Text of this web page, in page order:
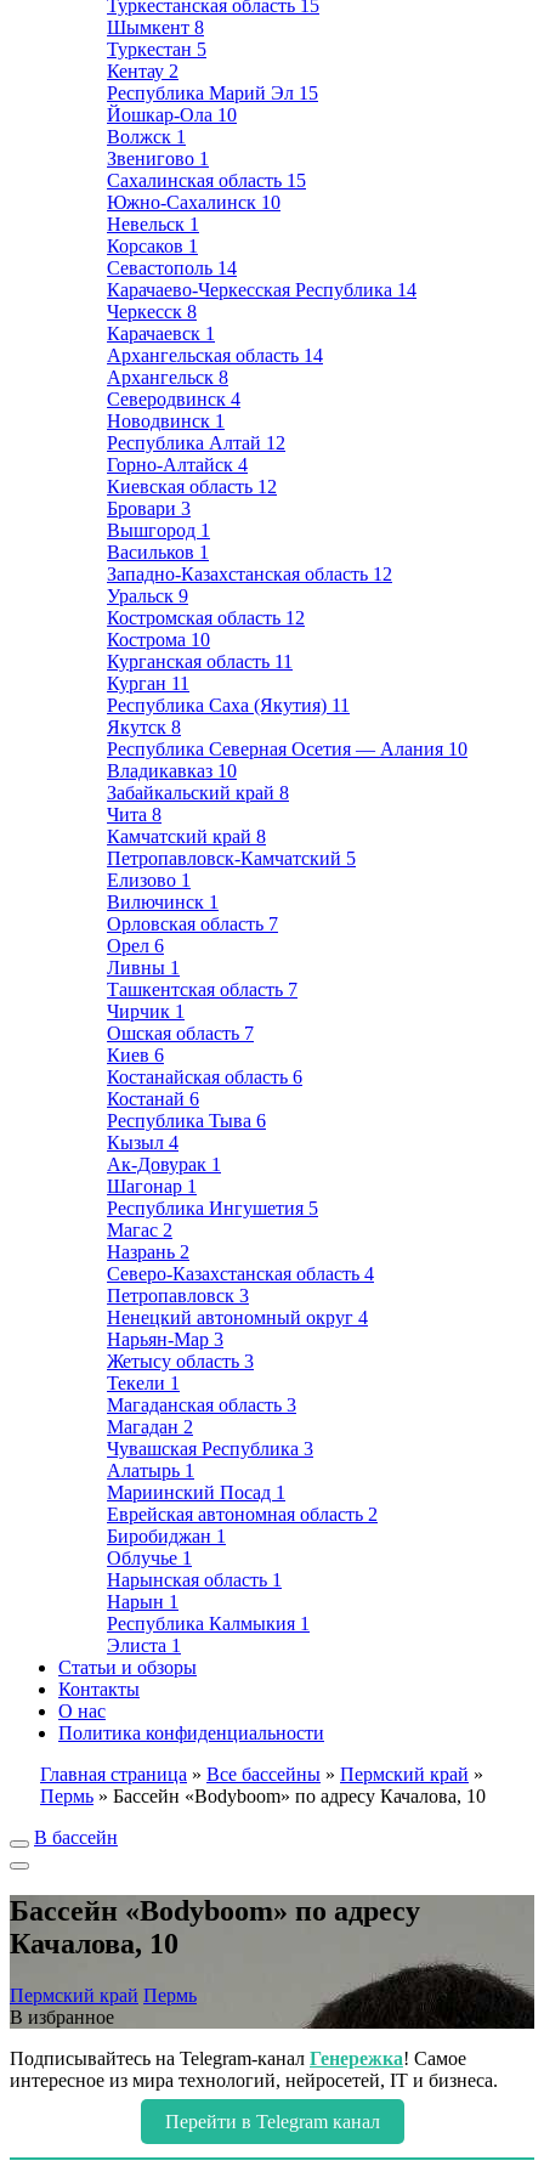
Туркестанская область 15
Шымкент 8
Туркестан 5
Кентау 2
Республика Марий Эл 15
Йошкар-Ола 10
Волжск 1
Звенигово 1
Сахалинская область 15
Южно-Сахалинск 10
Невельск 1
Корсаков 1
Севастополь 14
Карачаево-Черкесская Республика 14
Черкесск 8
Карачаевск 1
Архангельская область 14
Архангельск 8
Северодвинск 4
Новодвинск 1
Республика Алтай 12
Горно-Алтайск 4
Киевская область 12
Бровари 3
Вышгород 1
Васильков 1
Западно-Казахстанская область 12
Уральск 9
Костромская область 12
Кострома 10
Курганская область 11
Курган 11
Республика Саха (Якутия) 11
Якутск 8
Республика Северная Осетия — Алания 10
Владикавказ 10
Забайкальский край 8
Чита 8
Камчатский край 8
Петропавловск-Камчатский 5
Елизово 1
Вилючинск 1
Орловская область 7
Орел 6
Ливны 1
Ташкентская область 7
Чирчик 1
Ошская область 7
Киев 6
Костанайская область 6
Костанай 6
Республика Тыва 6
Кызыл 4
Ак-Довурак 1
Шагонар 1
Республика Ингушетия 5
Магас 2
Назрань 2
Северо-Казахстанская область 4
Петропавловск 3
Ненецкий автономный округ 4
Нарьян-Мар 3
Жетысу область 3
Текели 1
Магаданская область 3
Магадан 2
Чувашская Республика 3
Алатырь 1
Мариинский Посад 1
Еврейская автономная область 2
Биробиджан 1
Облучье 1
Нарынская область 1
Нарын 1
Республика Калмыкия 1
Элиста 1
Статьи и обзоры
Контакты
О нас
Политика конфиденциальности
Главная страница » Все бассейны » Пермский край »
Пермь » Бассейн «Bodyboom» по адресу Качалова, 10
В бассейн
Бассейн «Bodyboom» по адресу
Качалова, 10
Пермский край Пермь
В избранное
Подписывайтесь на Telegram-канал Генережка! Самое
интересное из мира технологий, нейросетей, IT и бизнеса.
Перейти в Telegram канал